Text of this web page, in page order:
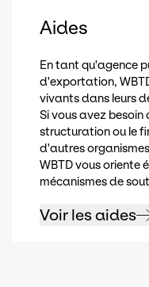
Aides
Voir les aides
En tant qu'agence
d'exportation,
vivants dans leurs
Si vous avez besoin
structuration ou le
d'autres
WBTD vous oriente
mécanismes de